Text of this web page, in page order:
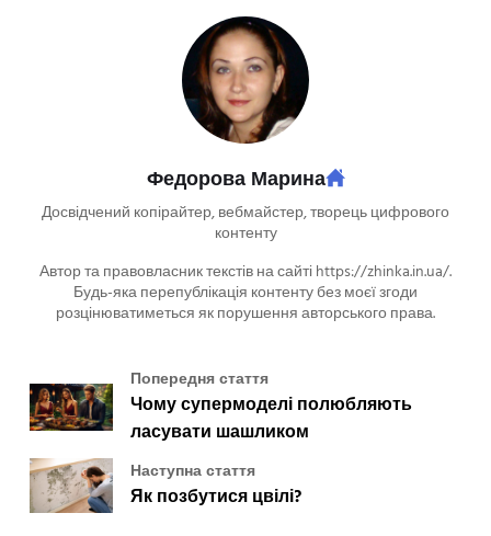
Федорова Марина
Досвідчений копірайтер, вебмайстер, творець цифрового
контенту
Автор та правовласник текстів на сайті https://zhinka.in.ua/.
Будь-яка перепублікація контенту без моєї згоди
розцінюватиметься як порушення авторського права.
Попередня стаття
Чому супермоделі полюбляють
ласувати шашликом
Наступна стаття
Як позбутися цвілі?